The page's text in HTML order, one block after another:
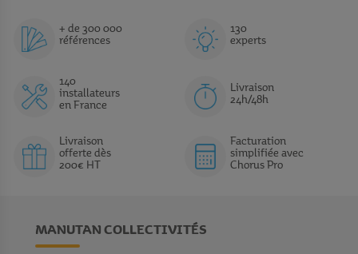
+ de 300 000
références
130
experts
140
installateurs
en France
Livraison
24h/48h
Livraison
offerte dès
200€ HT
Facturation
simplifiée avec
Chorus Pro
MANUTAN COLLECTIVITÉS